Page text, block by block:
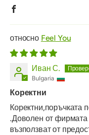
Feel You
Иван С.
Bulgaria
Коректни
Коректни,поръчката
.Доволен от фирмата
възползват от